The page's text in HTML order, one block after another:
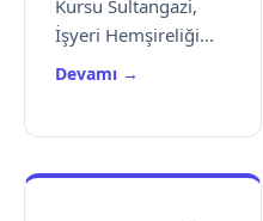
Kursu Sultangazi,
İşyeri Hemşireliği...
Devamı →